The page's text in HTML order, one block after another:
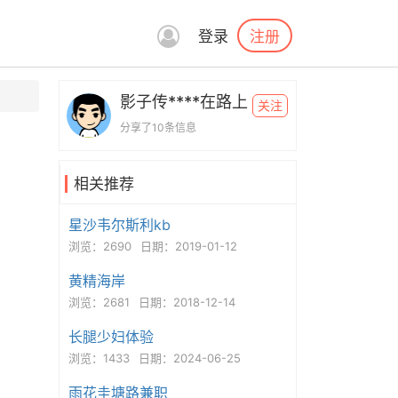
登录 注册
影子传****在路上
分享了10条信息
关注
相关推荐
星沙韦尔斯利kb
浏览：2690 日期：2019-01-12
黄精海岸
浏览：2681 日期：2018-12-14
长腿少妇体验
浏览：1433 日期：2024-06-25
雨花圭塘路兼职